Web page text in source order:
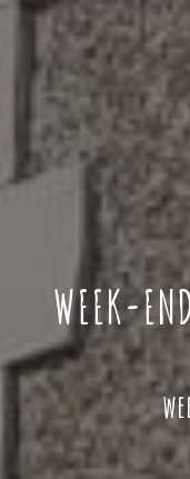
WEEK-